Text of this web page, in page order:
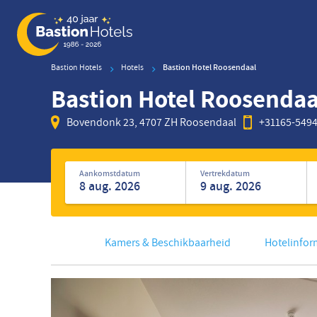
naar
Bastion Hotels Hotels Bastion Hotel Roosendaal
Bastion Hotel
Bovendonk 23, 4707 ZH Roosendaal +31165-
Zoek
hotels
Aankomstdatum Vertrekdatum
Kamers & Beschikbaarheid